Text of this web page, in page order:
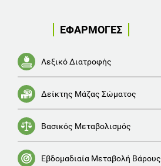
ΕΦΑΡΜΟΓΕΣ
Λεξικό Διατροφής
Δείκτης Μάζας Σώματος
Βασικός Μεταβολισμός
Εβδομαδιαία Μεταβολή Βάρους